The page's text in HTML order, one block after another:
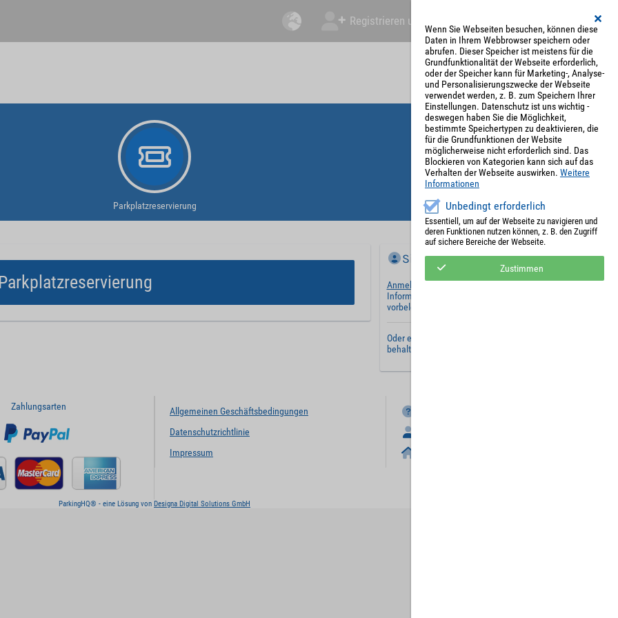
Registrieren und Angebot abgeben Mein Account
Parkplatzreservierung
Sie haben bereits ein Konto?
Anmelden
Informationen mit Ihren Standardwerten
vorbelegen.
Oder erstellen Sie ein
behalten Sie Ihre Einstellungen für später.
Zahlungsarten
Allgemeinen Geschäftsbedingungen
Datenschutzrichtlinie
Impressum
ParkingHQ® - eine Lösung von Designa Digital Solutions GmbH
Wenn Sie Webseiten besuchen, können diese
Daten in Ihrem Webbrowser speichern oder
abrufen. Dieser Speicher ist meistens für die
Grundfunktionalität der Webseite erforderlich,
oder der Speicher kann für Marketing-, Analyse-
und Personalisierungszwecke der Webseite
verwendet werden, z. B. zum Speichern Ihrer
Einstellungen. Datenschutz ist uns wichtig -
deswegen haben Sie die Möglichkeit,
bestimmte Speichertypen zu deaktivieren, die
für die Grundfunktionen der Website
möglicherweise nicht erforderlich sind. Das
Blockieren von Kategorien kann sich auf das
Verhalten der Webseite auswirken. Weitere
Informationen
Unbedingt erforderlich
Essentiell, um auf der Webseite zu navigieren und
deren Funktionen nutzen können, z. B. den Zugriff
auf sichere Bereiche der Webseite.
Zustimmen